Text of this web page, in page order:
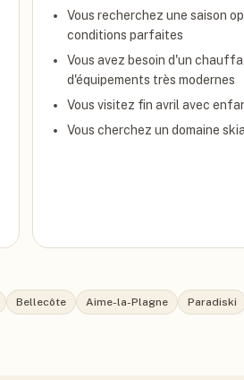
Vous recherchez une saison
conditions parfaites
Vous avez besoin d'un
d'équipements très modernes
Vous visitez fin avril avec
Vous cherchez un domaine
Bellecôte Aime-la-Plagne Paradiski